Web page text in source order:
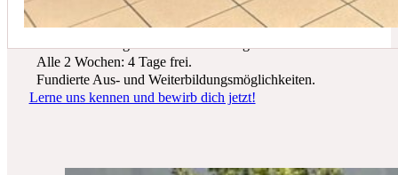
Ein sicherer Arbeitsplatz in einer krisenfesten Branche.
Alle 2 Wochen: 4 Tage frei.
Fundierte Aus- und Weiterbildungsmöglichkeiten.
Lerne uns kennen und bewirb dich jetzt!